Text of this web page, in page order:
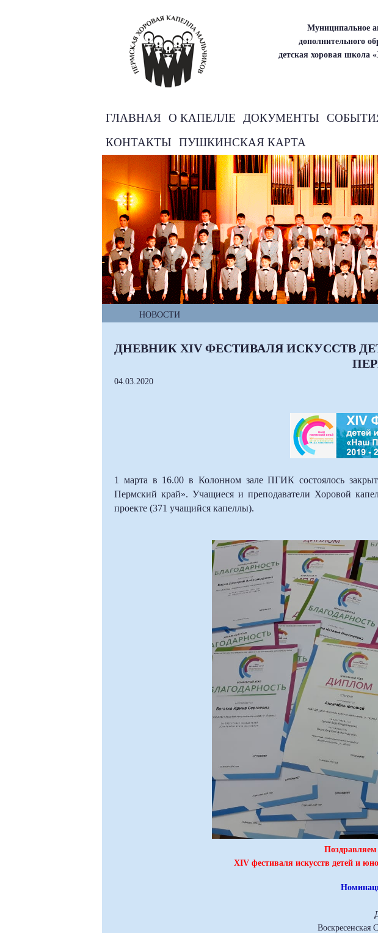
Муниципальное
дополнительного
детская хоровая школа
ГЛАВНАЯ О КАПЕЛЛЕ ДОКУМЕНТЫ
КОНТАКТЫ
ПУШКИНСКАЯ КАРТА
НОВОСТИ
ДНЕВНИК XIV ФЕСТИВАЛЯ ИСКУССТВ
04.03.2020
1 марта в 16.00 в Колонном зале ПГИК состоялось
Пермский край».Учащиеся и преподаватели Хоровой
проекте (371 учащийся капеллы).
Поздравляем
XIV фестиваля искусств детей и
Воскресенская